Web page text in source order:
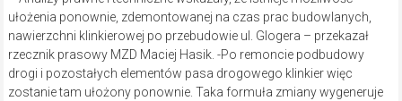
ułożenia ponownie, zdemontowanej na czas prac budowlanych,
nawierzchni klinkierowej po przebudowie ul. Glogera – przekazał
rzecznik prasowy MZD Maciej Hasik. -Po remoncie podbudowy
drogi i pozostałych elementów pasa drogowego klinkier więc
zostanie tam ułożony ponownie. Taka formuła zmiany wygeneruje